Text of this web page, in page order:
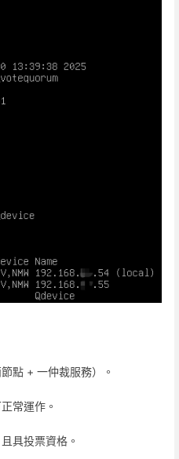
點 + 一仲裁服務）。
常運作。
具投票資格。